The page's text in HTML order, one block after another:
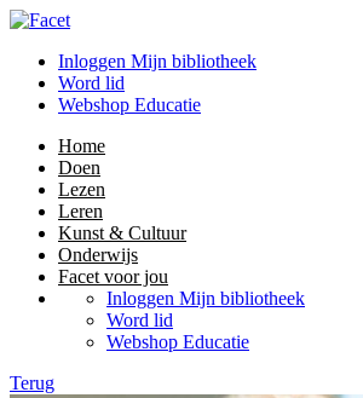
Inloggen Mijn bibliotheek
Word lid
Webshop Educatie
Home
Doen
Lezen
Leren
Kunst & Cultuur
Onderwijs
Facet voor jou
Inloggen Mijn bibliotheek
Word lid
Webshop Educatie
Terug